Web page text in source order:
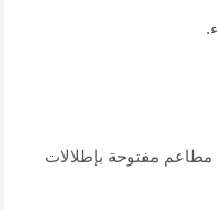
مطاعم مفتوحة بإطلالات